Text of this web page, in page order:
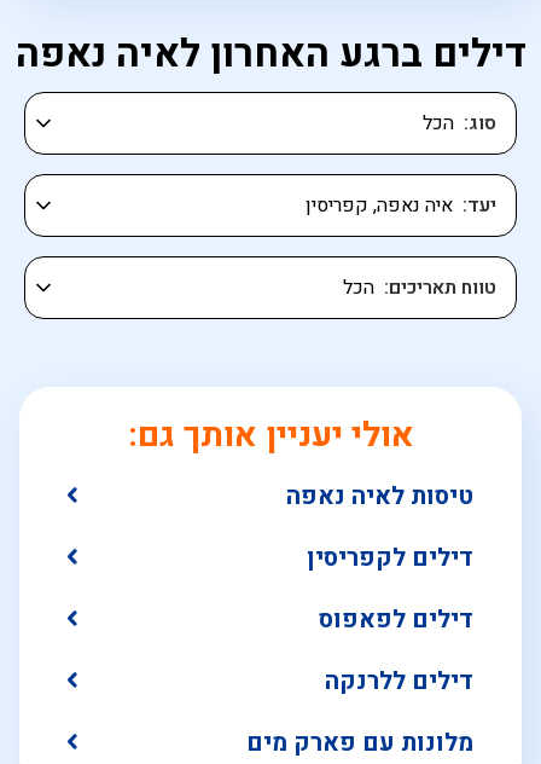
דילים ברגע האחרון לאיה נאפה
יעד
סוג
טווח תאריכים
אולי יעניין אותך גם:
טיסות לאיה נאפה
דילים לקפריסין
דילים לפאפוס
דילים ללרנקה
מלונות עם פארק מים